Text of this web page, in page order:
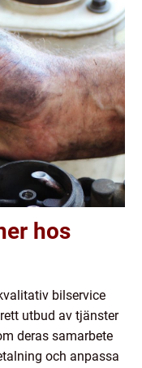
hos
bilservice
utbud av tjänster
deras samarbete
och anpassa